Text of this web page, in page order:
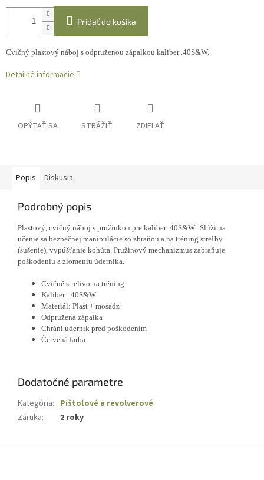
Pridať do košíka
Cvičný plastový náboj s odpruženou zápalkou kaliber .40S&W.
Detailné informácie
OPÝTAŤ SA STRÁŽIŤ ZDIEĽAŤ
Popis Diskusia
Podrobný popis
Plastový, cvičný náboj s pružinkou pre kaliber .40S&W. Slúži na
učenie sa bezpečnej manipulácie so zbraňou a na tréning streľby
(sušenie), vypúšťanie kohúta. Pružinový mechanizmus zabraňuje
poškodeniu a zlomeniu úderníka.
Cvičné strelivo na tréning
Kaliber: .40S&W
Materiál: Plast + mosadz
Odpružená zápalka
Chráni úderník pred poškodením
Červená farba
Dodatočné parametre
Kategória: Pištoľové a revolverové
Záruka: 2 roky